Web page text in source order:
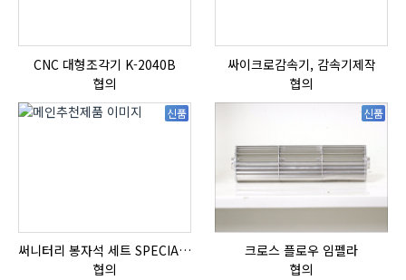
CNC 대형조각기 K-2040B
협의
싸이크로감속기, 감속기제작
협의
신품
써니터리 봉자석 세트 SPECIAL , 봉자석 , 자석봉 , 호퍼용자석 , 전자석
협의
신품
크로스 플로우 임펠라
협의